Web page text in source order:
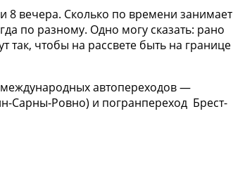
8 вечера. Сколько по времени занимает
по разному. Одно могу сказать: рано
так, чтобы на рассвете быть на границе
автопереходов —
Сарны-Ровно) и погранпереход Брест-